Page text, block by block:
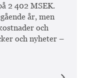
2 402 MSEK.
år, men
och
och nyheter –